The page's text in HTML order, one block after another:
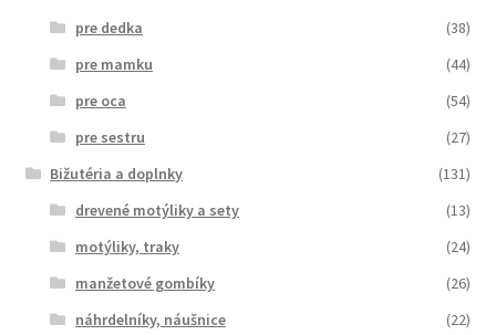
pre dedka
(38)
pre mamku
(44)
pre oca
(54)
pre sestru
(27)
Bižutéria a doplnky
(131)
drevené motýliky a sety
(13)
motýliky, traky
(24)
manžetové gombíky
(26)
náhrdelníky, náušnice
(22)